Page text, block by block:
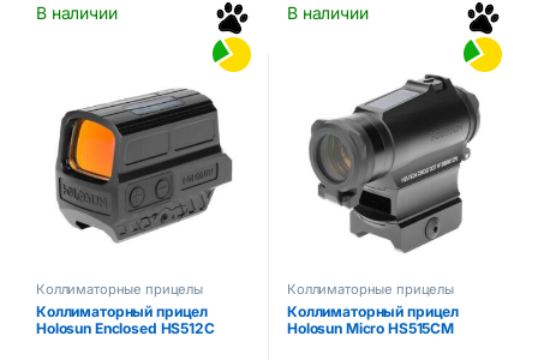
В наличии
Коллиматорные прицелы
Коллиматорный прицел
Holosun Enclosed HS512C
В наличии
Коллиматорные прицелы
Коллиматорный прицел
Holosun Micro HS515CM